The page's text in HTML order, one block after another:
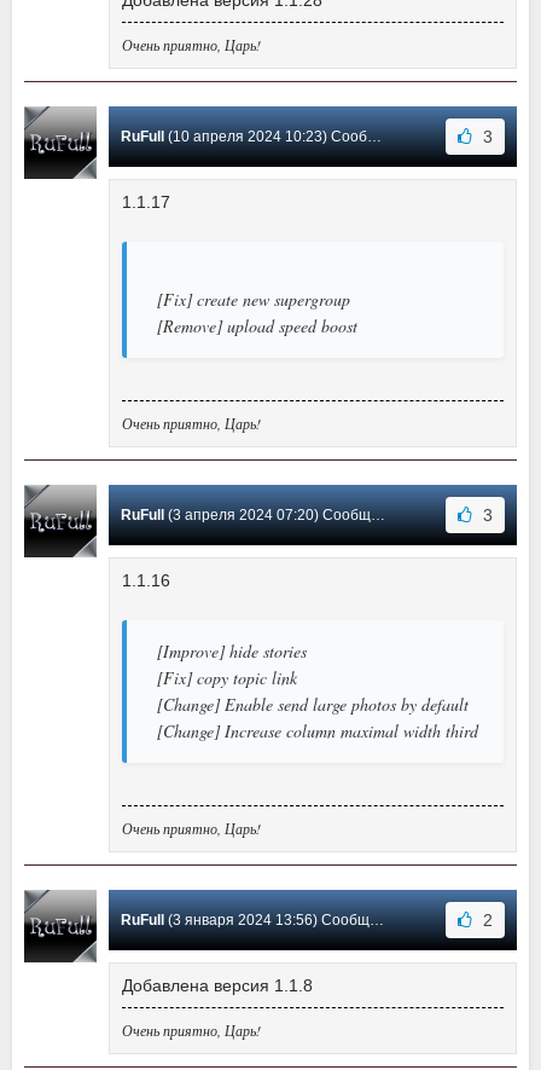
Очень приятно, Царь!
RuFull(10 апреля 2024 10:23) Сообщение #20 3
1.1.17
[Fix] create new supergroup
[Remove] upload speed boost
Очень приятно, Царь!
RuFull(3 апреля 2024 07:20) Сообщение #19 3
1.1.16
[Improve] hide stories
[Fix] copy topic link
[Change] Enable send large photos by default
[Change] Increase column maximal width third
Очень приятно, Царь!
RuFull(3 января 2024 13:56) Сообщение #18 2
Добавлена версия 1.1.8
Очень приятно, Царь!